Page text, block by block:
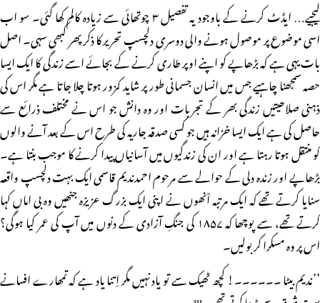
لیجیے… ایڈٹ کرنے کے باوجود یہ تفصیل ۳ چوتھائی سے زیادہ کالم کھا گئی۔ سو اب
اسی موضوع پر موصول ہونے والی دوسری دلچسپ تحریر کا ذکر پھر کبھی سہی۔ اصل
بات یہی ہے کہ بڑھاپے کو اپنے اوپر طاری کرنے کے بجائے اسے زندگی کا ایک ایسا
حصہ سمجھنا چاہیے جس میں انسان جسمانی طور پر شاید کمزور ہوتا چلا جاتا ہے مگر اس کی
ذہنی صلاحیتیں زندگی بھر کے تجربات اور وہ دانش جو اس نے مختلف ذرائع سے
حاصل کی ہے ایک ایسا خزانہ ہیں جو کسی صدقہ جاریہ کی طرح اس کے بعد آنے والوں
کو منتقل ہوتا رہتا ہے اور ان کی زندگیوں میں آسانیاں پیدا کرنے کا موجب بنتا ہے۔
بڑھاپے اور زندہ دلی کے حوالے سے مرحوم احمدندیم قاسمی ایک بہت دلچسپ واقعہ
سنایا کرتے تھے کہ ایک مرتبہ اْنھوں نے اپنی ایک بزرگ عزیزہ جنھیں وہ بی اماں کہا
کرتے تھے، سے پوچھا کہ ۱۸۵۷ کی جنگِ آزادی کے دنوں میں آپ کی عمر کیا ہوگی؟
اس پر وہ مسکرا کر بولیں۔
’’ندیم بیٹا ۔۔۔۔۔۔! کچھ ٹھیک سے تو یاد نہیں مگر اِتنا یاد ہے کہ تمھارے افسانے